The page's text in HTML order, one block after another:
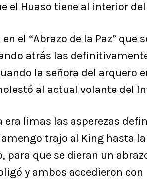
el Huaso tiene al interior
el “Abrazo de la Paz” que
atrás las
la señora del arquero
al actual volante del
era limas las asperezas
trajo al King hasta
para que se dieran un
y ambos accedieron con